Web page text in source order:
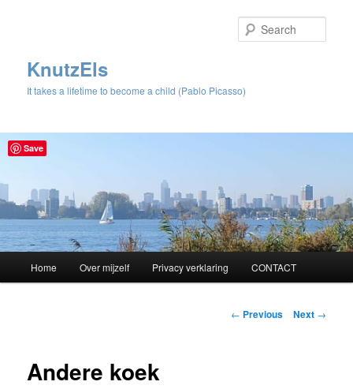
KnutzEls
It takes a lifetime to become a child (Pablo Picasso)
Skip
content
Home Over mijzelf Privacy verklaring CONTACT
Post
← Previous Next →
Andere koek
Save